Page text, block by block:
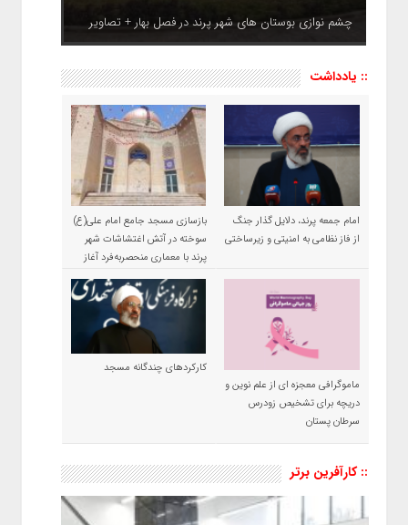
چشم نوازی بوستان های شهر پرند در فصل بهار + تصاویر
:: یادداشت
امام جمعه پرند، دلایل گذار جنگ
از فاز نظامی به امنیتی و زیرساختی
بازسازی مسجد جامع امام علی(ع)
سوخته در آتش اغتشاشات شهر
پرند با معماری منحصربه‌فرد آغاز
شد
ماموگرافی معجزه ای از علم نوین و
دریچه برای تشخیص زودرس
سرطان پستان
کارکردهای چندگانه مسجد
:: کارآفرین برتر